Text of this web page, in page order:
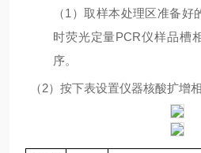
（1 ）取样本处理区准备好
时荧光定量PCR仪样品槽
序。
（2）按下表设置仪器核酸扩增